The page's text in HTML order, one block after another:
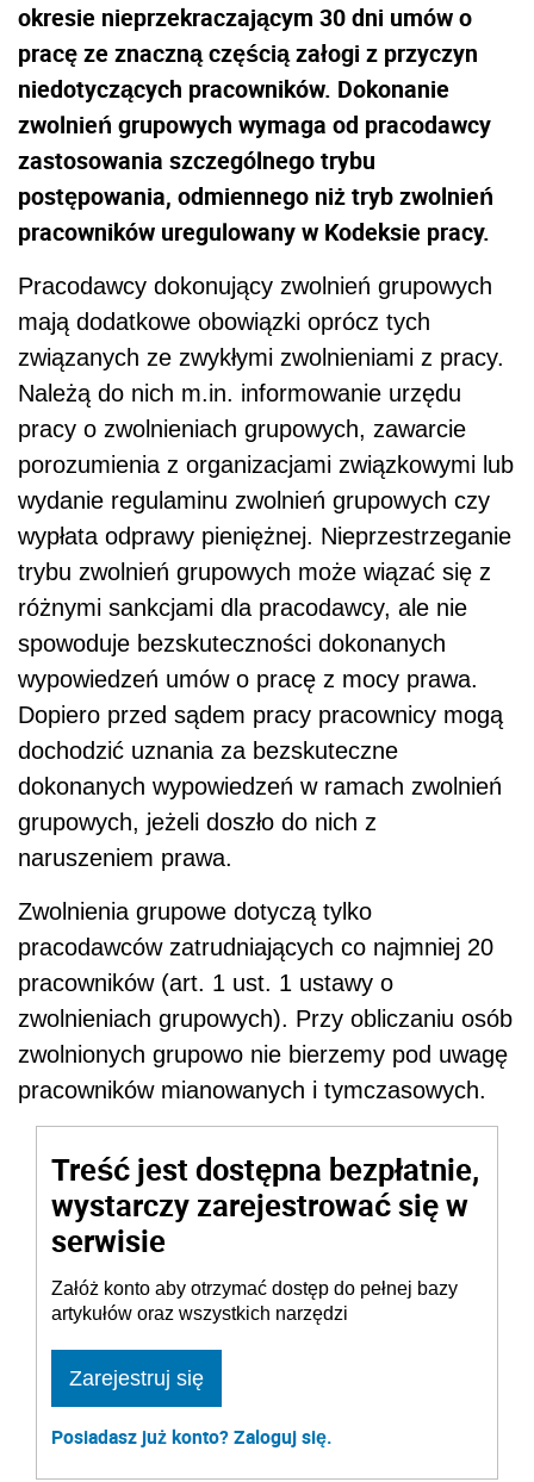
okresie nieprzekraczającym 30 dni umów o
pracę ze znaczną częścią załogi z przyczyn
niedotyczących pracowników. Dokonanie
zwolnień grupowych wymaga od pracodawcy
zastosowania szczególnego trybu
postępowania, odmiennego niż tryb zwolnień
pracowników uregulowany w Kodeksie pracy.
Pracodawcy dokonujący zwolnień grupowych
mają dodatkowe obowiązki oprócz tych
związanych ze zwykłymi zwolnieniami z pracy.
Należą do nich m.in. informowanie urzędu
pracy o zwolnieniach grupowych, zawarcie
porozumienia z organizacjami związkowymi lub
wydanie regulaminu zwolnień grupowych czy
wypłata odprawy pieniężnej. Nieprzestrzeganie
trybu zwolnień grupowych może wiązać się z
różnymi sankcjami dla pracodawcy, ale nie
spowoduje bezskuteczności dokonanych
wypowiedzeń umów o pracę z mocy prawa.
Dopiero przed sądem pracy pracownicy mogą
dochodzić uznania za bezskuteczne
dokonanych wypowiedzeń w ramach zwolnień
grupowych, jeżeli doszło do nich z
naruszeniem prawa.
Zwolnienia grupowe dotyczą tylko
pracodawców zatrudniających co najmniej 20
pracowników (art. 1 ust. 1 ustawy o
zwolnieniach grupowych). Przy obliczaniu osób
zwolnionych grupowo nie bierzemy pod uwagę
pracowników mianowanych i tymczasowych.
Treść jest dostępna bezpłatnie,
wystarczy zarejestrować się w
serwisie
Załóż konto aby otrzymać dostęp do pełnej bazy
artykułów oraz wszystkich narzędzi
Zarejestruj się
Posiadasz już konto? Zaloguj się.